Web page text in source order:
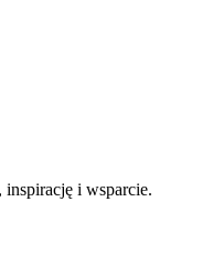
inspirację i wsparcie.